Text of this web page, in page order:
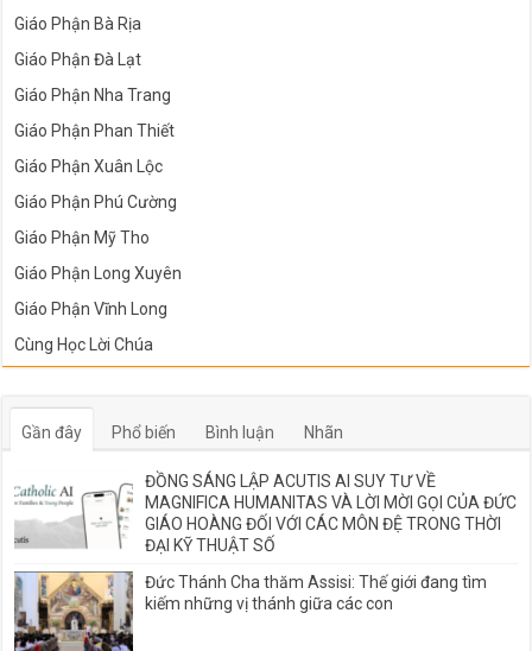
Giáo Phận Bà Rịa
Giáo Phận Đà Lạt
Giáo Phận Nha Trang
Giáo Phận Phan Thiết
Giáo Phận Xuân Lộc
Giáo Phận Phú Cường
Giáo Phận Mỹ Tho
Giáo Phận Long Xuyên
Giáo Phận Vĩnh Long
Cùng Học Lời Chúa
Gần đây Phổ biến Bình luận Nhãn
ĐỒNG SÁNG LẬP ACUTIS AI SUY TƯ VỀ
MAGNIFICA HUMANITAS VÀ LỜI MỜI GỌI CỦA ĐỨC
GIÁO HOÀNG ĐỐI VỚI CÁC MÔN ĐỆ TRONG THỜI
ĐẠI KỸ THUẬT SỐ
Đức Thánh Cha thăm Assisi: Thế giới đang tìm
kiếm những vị thánh giữa các con